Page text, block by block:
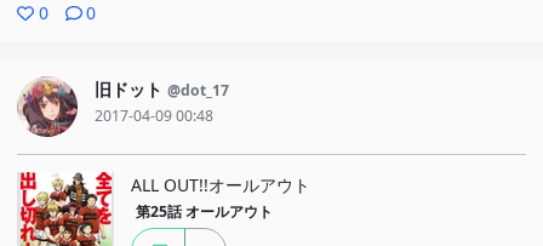
0 0
旧ドット @dot_17
2017-04-09 00:48
ALL OUT!!オールアウト
第25話 オールアウト